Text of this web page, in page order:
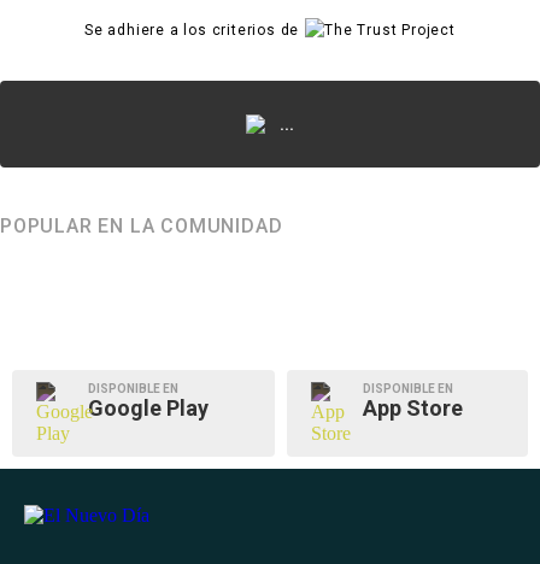
Se adhiere a los criterios de
...
POPULAR EN LA COMUNIDAD
DISPONIBLE EN
Google Play
DISPONIBLE EN
App Store